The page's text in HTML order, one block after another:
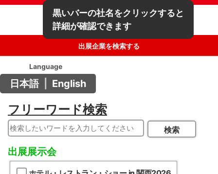
出展企業を検索する
Language
日本語 English
黒いバーの社名をクリックすると
詳細が確認できます
フリーワード検索
検索
出展展示会